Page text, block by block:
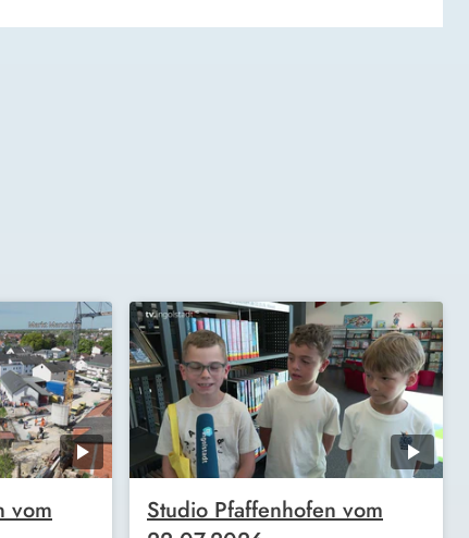
vom
Studio Pfaffenhofen vom